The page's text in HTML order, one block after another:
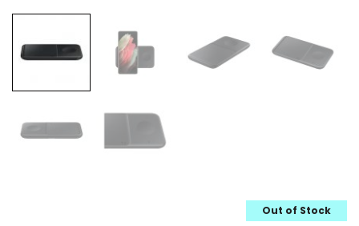
Out of Stock